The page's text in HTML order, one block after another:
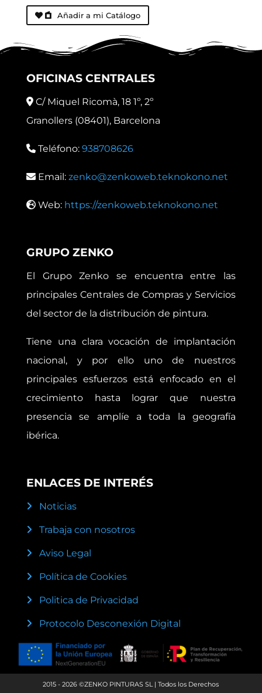
Añadir a mi Catálogo
OFICINAS CENTRALES
C/ Miquel Ricomà, 18 1º, 2º
Granollers (08401), Barcelona
Teléfono: 938708626
Email: zenko@zenkoweb.teknokono.net
Web: https://zenkoweb.teknokono.net
GRUPO ZENKO
El Grupo Zenko se encuentra entre las
principales Centrales de Compras y Servicios
del sector de la distribución de pintura.
Tiene una clara vocación de implantación
nacional, y por ello uno de nuestros
principales esfuerzos está enfocado en el
crecimiento hasta lograr que nuestra
presencia se amplíe a toda la geografía
ibérica.
ENLACES DE INTERÉS
Noticias
Trabaja con nosotros
Aviso Legal
Política de Cookies
Politica de Privacidad
Protocolo Desconexión Digital
2015 - 2026 ©ZENKO PINTURAS SL | Todos los Derechos